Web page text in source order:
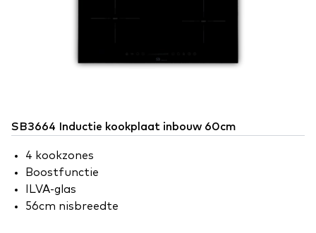
SB3664 Inductie kookplaat inbouw 60cm
4 kookzones
Boostfunctie
ILVA-glas
56cm nisbreedte